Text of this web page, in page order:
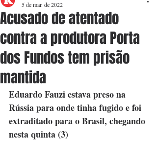
Acusado de atentado
contra a produtora Porta
dos Fundos tem prisão
mantida
5 de mar. de 2022
Eduardo Fauzi estava preso na
Rússia para onde tinha fugido e foi
extraditado para o Brasil, chegando
nesta quinta (3)